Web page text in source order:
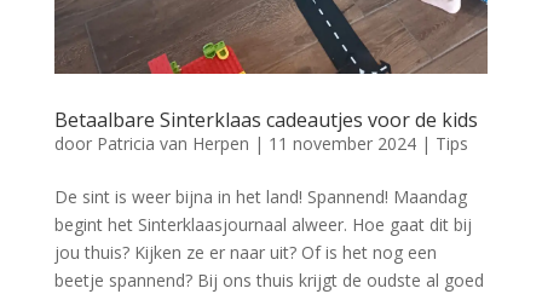
Betaalbare Sinterklaas cadeautjes voor de kids
door Patricia van Herpen | 11 november 2024| Tips
De sint is weer bijna in het land! Spannend! Maandag
begint het Sinterklaasjournaal alweer. Hoe gaat dit bij
jou thuis? Kijken ze er naar uit? Of is het nog een
beetje spannend? Bij ons thuis krijgt de oudste al goed